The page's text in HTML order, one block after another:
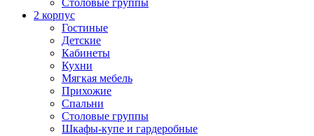
Столовые группы
2 корпус
Гостиные
Детские
Кабинеты
Кухни
Мягкая мебель
Прихожие
Спальни
Столовые группы
Шкафы-купе и гардеробные